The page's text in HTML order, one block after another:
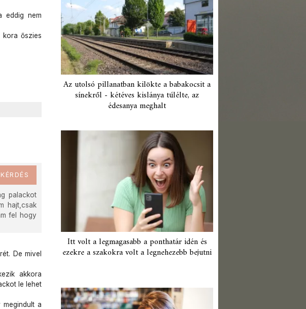
eddig nem
kora őszies
palackot
hajt,csak
fel hogy
De mivel
akkora
le lehet
a
Az utolsó pillanatban kilökte a babakocsit a
sínekről - kétéves kislánya túlélte, az
édesanya meghalt
Itt volt a legmagasabb a ponthatár idén és
ezekre a szakokra volt a legnehezebb bejutni